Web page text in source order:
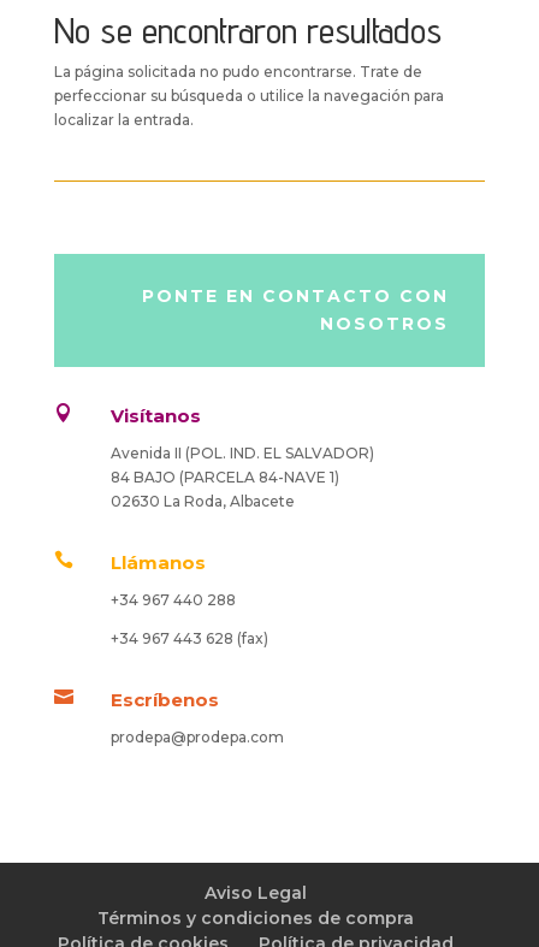
No se encontraron resultados
La página solicitada no pudo encontrarse. Trate de
perfeccionar su búsqueda o utilice la navegación para
localizar la entrada.
PONTE EN CONTACTO CON
NOSOTROS
 Visítanos
Avenida II (POL. IND. EL SALVADOR)
84 BAJO (PARCELA 84-NAVE 1)
02630 La Roda, Albacete
 Llámanos
+34 967 440 288
+34 967 443 628 (fax)
 Escríbenos
prodepa@prodepa.com
Aviso Legal
Términos y condiciones de compra